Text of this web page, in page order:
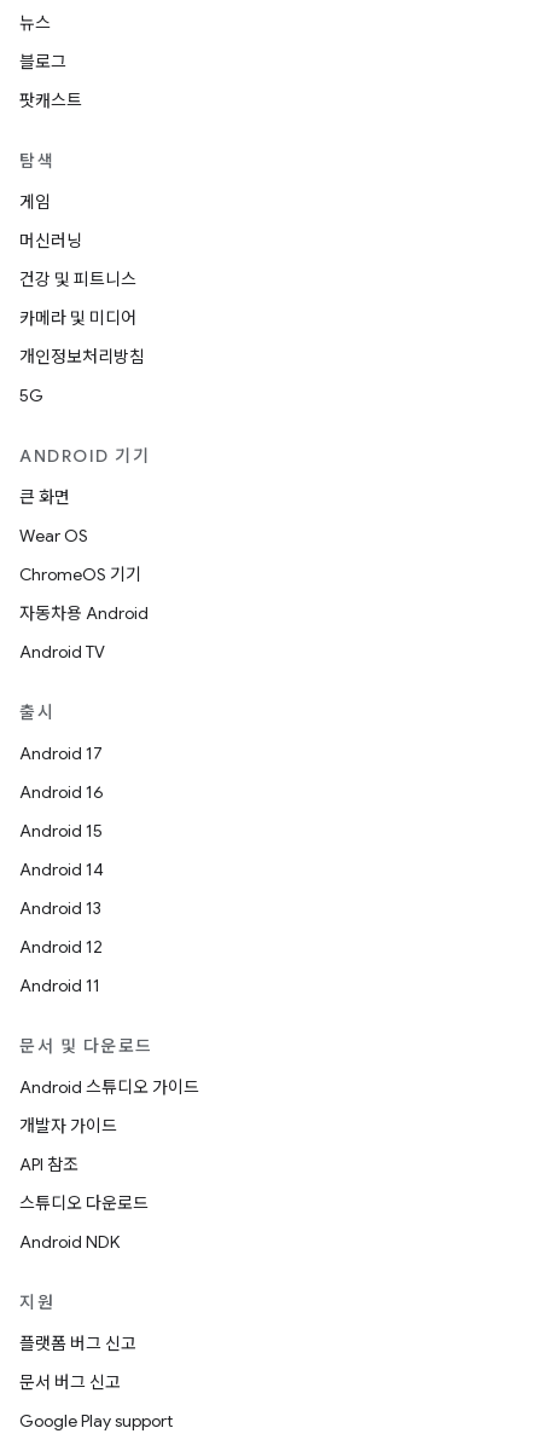
뉴스
블로그
팟캐스트
탐색
게임
머신러닝
건강 및 피트니스
카메라 및 미디어
개인정보처리방침
5G
ANDROID 기기
큰 화면
Wear OS
ChromeOS 기기
자동차용 Android
Android TV
출시
Android 17
Android 16
Android 15
Android 14
Android 13
Android 12
Android 11
문서 및 다운로드
Android 스튜디오 가이드
개발자 가이드
API 참조
스튜디오 다운로드
Android NDK
지원
플랫폼 버그 신고
문서 버그 신고
Google Play support